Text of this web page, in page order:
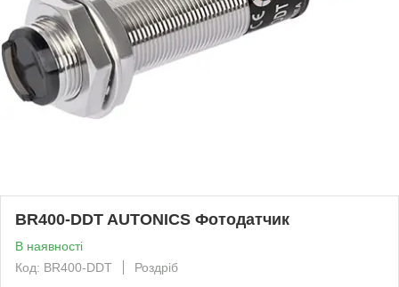
BR400-DDT AUTONICS Фотодатчик
В наявності
Код: BR400-DDT
Роздріб